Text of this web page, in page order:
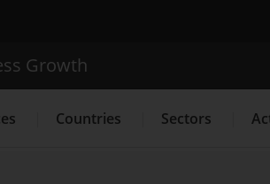
Growth
Countries Sectors